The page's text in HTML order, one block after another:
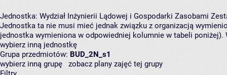
Jednostka: Wydział Inżynierii Lądowej i Gospodarki Zasobami
Jednostka ta nie musi mieć jednak związku z organizacją
jednostka wymieniona w odpowiedniej kolumnie w tabeli
wybierz inną jednostkę
Grupa przedmiotów: BUD_2N_s1
wybierz inną grupę
zobacz plany zajęć tej grupy